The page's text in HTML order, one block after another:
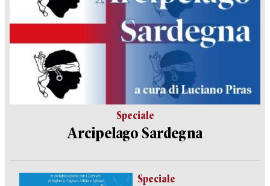
Speciale
Arcipelago Sardegna
Speciale